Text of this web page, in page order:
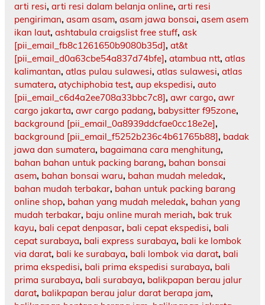
arti resi, arti resi dalam belanja online, arti resi
pengiriman, asam asam, asam jawa bonsai, asem asem
ikan laut, ashtabula craigslist free stuff, ask
[pii_email_fb8c1261650b9080b35d], at&t
[pii_email_d0a63cbe54a837d74bfe], atambua ntt, atlas
kalimantan, atlas pulau sulawesi, atlas sulawesi, atlas
sumatera, atychiphobia test, aup ekspedisi, auto
[pii_email_c6d4a2ee708a33bbc7c8], awr cargo, awr
cargo jakarta, awr cargo padang, babysitter f95zone,
background [pii_email_0a8939ddcfae0cc18e2e],
background [pii_email_f5252b236c4b61765b88], badak
jawa dan sumatera, bagaimana cara menghitung,
bahan bahan untuk packing barang, bahan bonsai
asem, bahan bonsai waru, bahan mudah meledak,
bahan mudah terbakar, bahan untuk packing barang
online shop, bahan yang mudah meledak, bahan yang
mudah terbakar, baju online murah meriah, bak truk
kayu, bali cepat denpasar, bali cepat ekspedisi, bali
cepat surabaya, bali express surabaya, bali ke lombok
via darat, bali ke surabaya, bali lombok via darat, bali
prima ekspedisi, bali prima ekspedisi surabaya, bali
prima surabaya, bali surabaya, balikpapan berau jalur
darat, balikpapan berau jalur darat berapa jam,